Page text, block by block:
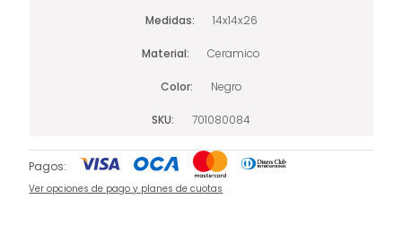
Medidas 14x14x26
Material Ceramico
Color Negro
SKU 701080084
Pagos:
Ver opciones de pago y planes de cuotas